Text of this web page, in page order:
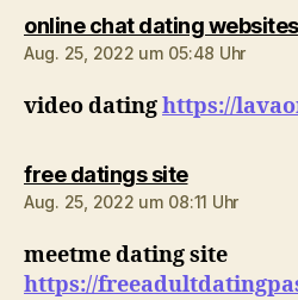
online chat dating websites
Aug. 25, 2022 um 05:48 Uhr
video datinghttps://
free datings sitesagt:
Aug. 25, 2022 um 08:11 Uhr
meetme dating site
https://